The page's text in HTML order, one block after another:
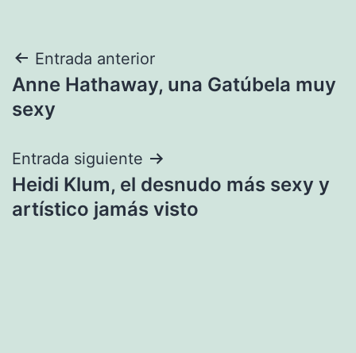
Navegación
de
Entrada anterior
Anne Hathaway, una Gatúbela muy
sexy
Entrada siguiente
Heidi Klum, el desnudo más sexy y
artístico jamás visto